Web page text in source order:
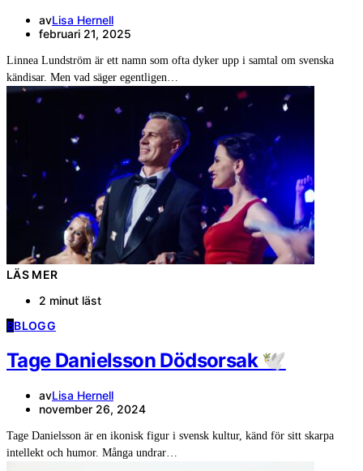
avLisa Hernell
februari 21, 2025
Linnea Lundström är ett namn som ofta dyker upp i samtal om svenska
kändisar. Men vad säger egentligen…
LÄS MER
2 minut läst
BBLOGG
Tage Danielsson Dödsorsak 🕊️
avLisa Hernell
november 26, 2024
Tage Danielsson är en ikonisk figur i svensk kultur, känd för sitt skarpa
intellekt och humor. Många undrar…